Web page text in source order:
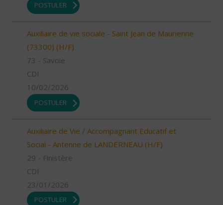
POSTULER
Auxiliaire de vie sociale - Saint Jean de Maurienne
(73300) (H/F)
73 - Savoie
CDI
10/02/2026
POSTULER
Auxiliaire de Vie / Accompagnant Educatif et
Social - Antenne de LANDERNEAU (H/F)
29 - Finistère
CDI
23/01/2026
POSTULER